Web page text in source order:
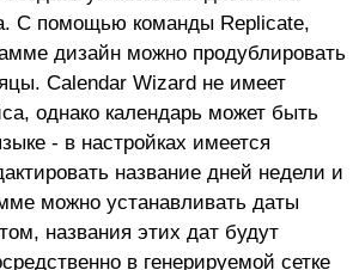
С помощью команды Replicate,
дизайн можно продублировать
Calendar Wizard не имеет
однако календарь может быть
- в настройках имеется
название дней недели и
можно устанавливать даты
названия этих дат будут
в генерируемой сетке